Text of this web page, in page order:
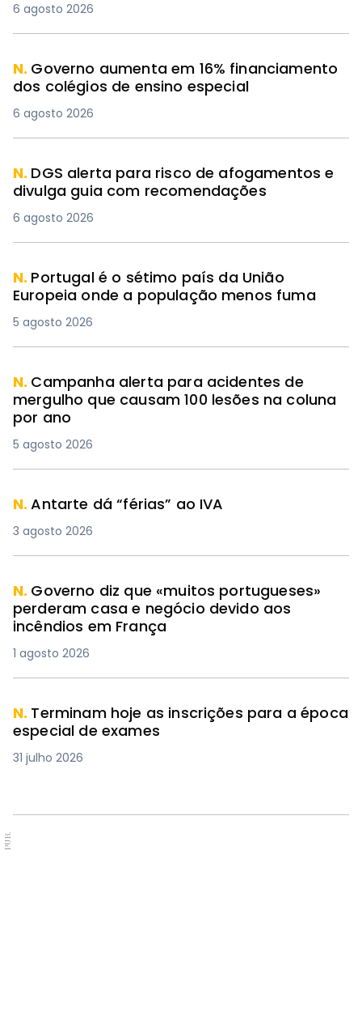
6 agosto 2026
N. Governo aumenta em 16% financiamento
dos colégios de ensino especial
6 agosto 2026
N. DGS alerta para risco de afogamentos e
divulga guia com recomendações
6 agosto 2026
N. Portugal é o sétimo país da União
Europeia onde a população menos fuma
5 agosto 2026
N. Campanha alerta para acidentes de
mergulho que causam 100 lesões na coluna
por ano
5 agosto 2026
N.Antarte dá “férias” ao IVA
3 agosto 2026
N. Governo diz que «muitos portugueses»
perderam casa e negócio devido aos
incêndios em França
1 agosto 2026
N. Terminam hoje as inscrições para a época
especial de exames
31 julho 2026
PUB.